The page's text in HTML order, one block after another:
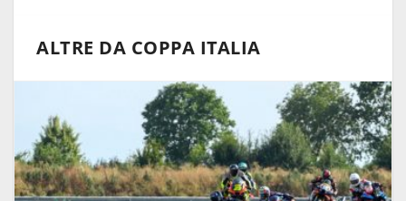
ALTRE DA COPPA ITALIA